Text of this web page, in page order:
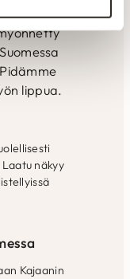
lippua.
näkyy
Kajaanin